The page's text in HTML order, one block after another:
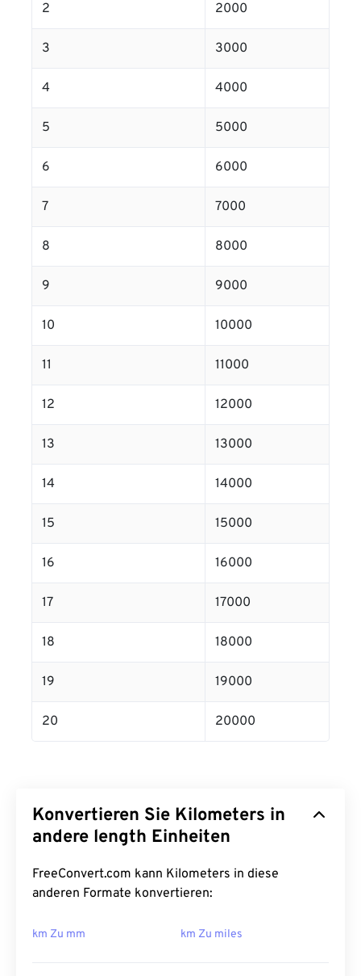
2 2000
3 3000
4 4000
5 5000
6 6000
7 7000
8 8000
9 9000
10 10000
11 11000
12 12000
13 13000
14 14000
15 15000
16 16000
17 17000
18 18000
19 19000
20 20000
Konvertieren Sie Kilometers in
andere length Einheiten
FreeConvert.com kann Kilometers in diese
anderen Formate konvertieren:
km Zu mm km Zu miles